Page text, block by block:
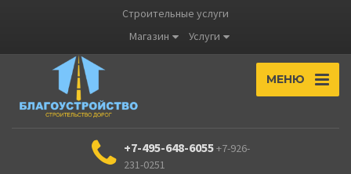
Строительные услуги
Магазин
Услуги
МЕНЮ
+7-495-648-6055+7-926-
231-0251